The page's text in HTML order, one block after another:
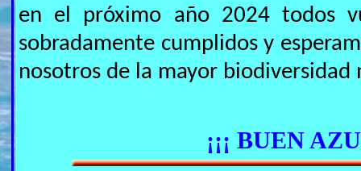
en el próximo año 2024 todos
sobradamente cumplidos y
nosotros de la mayor biodiversidad
¡¡¡ BUEN